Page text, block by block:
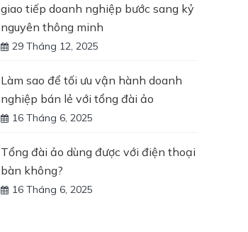
giao tiếp doanh nghiệp bước sang kỷ
nguyên thông minh
29 Tháng 12, 2025
Làm sao để tối ưu vận hành doanh
nghiệp bán lẻ với tổng đài ảo
16 Tháng 6, 2025
Tổng đài ảo dùng được với điện thoại
bàn không?
16 Tháng 6, 2025